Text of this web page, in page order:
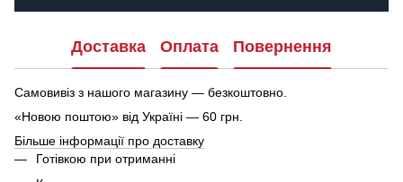
Доставка Оплата Повернення
Самовивіз з нашого магазину — безкоштовно.
«Новою поштою» від Україні — 60 грн.
Більше інформації про доставку
Готівкою при отриманні